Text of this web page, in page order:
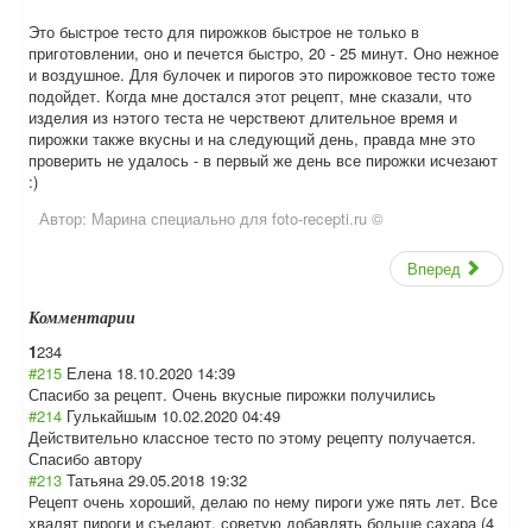
Это быстрое тесто для пирожков быстрое не только в
приготовлении, оно и печется быстро, 20 - 25 минут. Оно нежное
и воздушное. Для булочек и пирогов это пирожковое тесто тоже
подойдет. Когда мне достался этот рецепт, мне сказали, что
изделия из нэтого теста не черствеют длительное время и
пирожки также вкусны и на следующий день, правда мне это
проверить не удалось - в первый же день все пирожки исчезают
:)
Автор: Марина специально для foto-recepti.ru ©
Вперед
Комментарии
1234
#215 Елена 18.10.2020 14:39
Спасибо за рецепт. Очень вкусные пирожки получились
#214 Гулькайшым 10.02.2020 04:49
Действительно классное тесто по этому рецепту получается.
Спасибо автору
#213 Татьяна 29.05.2018 19:32
Рецепт очень хороший, делаю по нему пироги уже пять лет. Все
хвалят пироги и съедают. советую добавлять больше сахара (4